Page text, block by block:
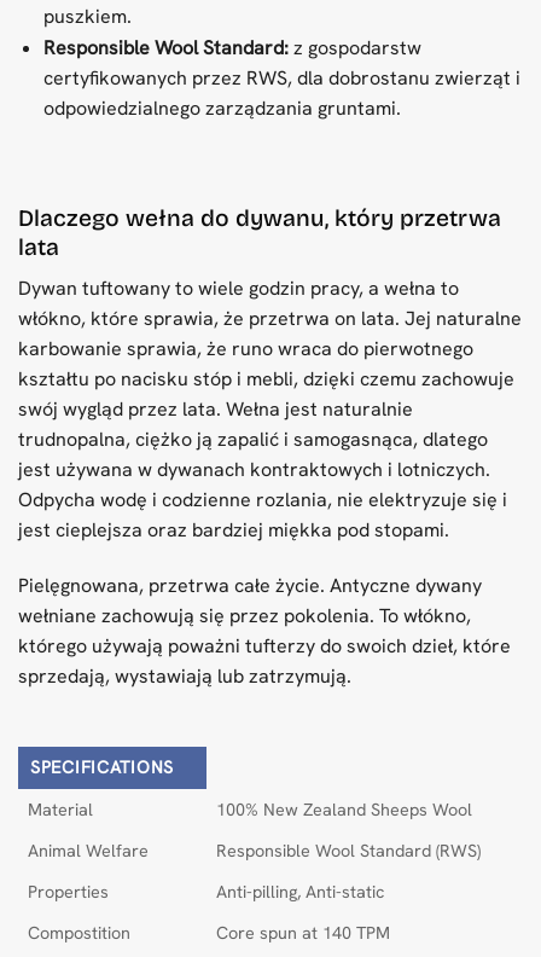
puszkiem.
Responsible Wool Standard:z gospodarstw
certyfikowanych przez RWS, dla dobrostanu zwierząt i
odpowiedzialnego zarządzania gruntami.
Dlaczego wełna do dywanu, który przetrwa
lata
Dywan tuftowany to wiele godzin pracy, a wełna to
włókno, które sprawia, że przetrwa on lata. Jej naturalne
karbowanie sprawia, że runo wraca do pierwotnego
kształtu po nacisku stóp i mebli, dzięki czemu zachowuje
swój wygląd przez lata. Wełna jest naturalnie
trudnopalna, ciężko ją zapalić i samogasnąca, dlatego
jest używana w dywanach kontraktowych i lotniczych.
Odpycha wodę i codzienne rozlania, nie elektryzuje się i
jest cieplejsza oraz bardziej miękka pod stopami.
Pielęgnowana, przetrwa całe życie. Antyczne dywany
wełniane zachowują się przez pokolenia. To włókno,
którego używają poważni tufterzy do swoich dzieł, które
sprzedają, wystawiają lub zatrzymują.
SPECIFICATIONS
Material
100% New Zealand Sheeps Wool
Animal Welfare
Responsible Wool Standard (RWS)
Properties
Anti-pilling, Anti-static
Compostition
Core spun at 140 TPM